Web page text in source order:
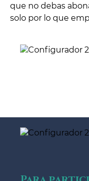
que no debas
solo por lo que